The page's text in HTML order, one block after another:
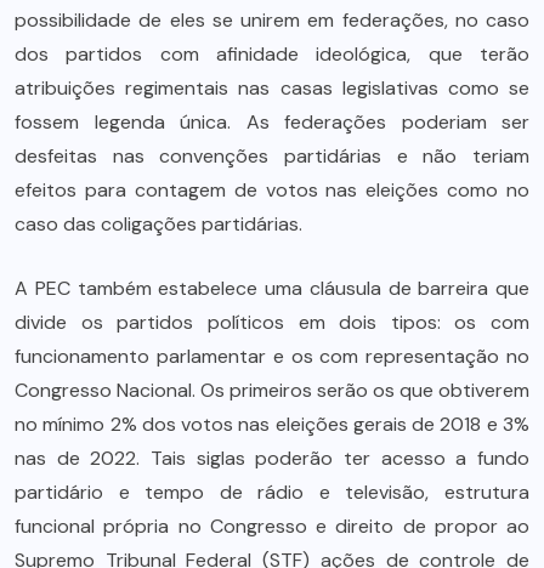
possibilidade de eles se unirem em federações, no caso
dos partidos com afinidade ideológica, que terão
atribuições regimentais nas casas legislativas como se
fossem legenda única. As federações poderiam ser
desfeitas nas convenções partidárias e não teriam
efeitos para contagem de votos nas eleições como no
caso das coligações partidárias.
A PEC também estabelece uma cláusula de barreira que
divide os partidos políticos em dois tipos: os com
funcionamento parlamentar e os com representação no
Congresso Nacional. Os primeiros serão os que obtiverem
no mínimo 2% dos votos nas eleições gerais de 2018 e 3%
nas de 2022. Tais siglas poderão ter acesso a fundo
partidário e tempo de rádio e televisão, estrutura
funcional própria no Congresso e direito de propor ao
Supremo Tribunal Federal (STF) ações de controle de